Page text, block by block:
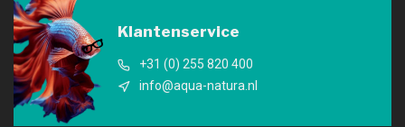
Klantenservice
+31 (0) 255 820 400
info@aqua-natura.nl